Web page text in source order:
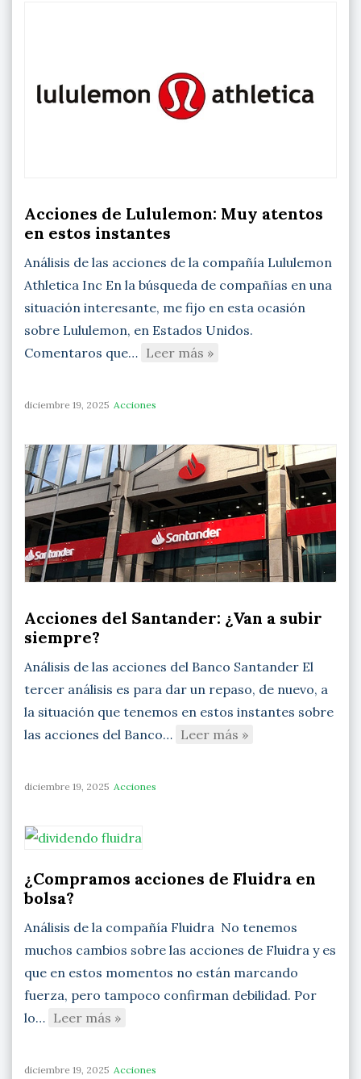
Acciones de Lululemon: Muy atentos
en estos instantes
Análisis de las acciones de la compañía Lululemon
Athletica Inc En la búsqueda de compañías en una
situación interesante, me fijo en esta ocasión
sobre Lululemon, en Estados Unidos.
Comentaros que… Leer más »
diciembre 19, 2025 Acciones
Acciones del Santander: ¿Van a subir
siempre?
Análisis de las acciones del Banco Santander El
tercer análisis es para dar un repaso, de nuevo, a
la situación que tenemos en estos instantes sobre
las acciones del Banco… Leer más »
diciembre 19, 2025 Acciones
¿Compramos acciones de Fluidra en
bolsa?
Análisis de la compañía Fluidra No tenemos
muchos cambios sobre las acciones de Fluidra y es
que en estos momentos no están marcando
fuerza, pero tampoco confirman debilidad. Por
lo… Leer más »
diciembre 19, 2025 Acciones